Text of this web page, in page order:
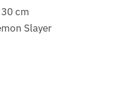
cm
Slayer